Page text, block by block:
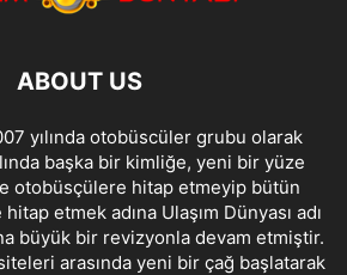
ABOUT US
yılında otobüscüler grubu olarak
başka bir kimliğe, yeni bir yüze
otobüsçülere hitap etmeyip bütün
etmek adına Ulaşım Dünyası adı
büyük bir revizyonla devam etmiştir.
arasında yeni bir çağ başlatarak